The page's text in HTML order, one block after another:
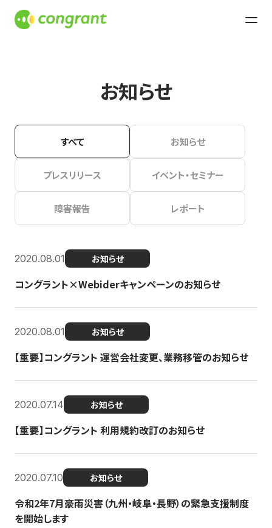
お知らせ
すべて お知らせ
プレスリリース イベント・セミナー
障害報告 レポート
2020.08.01 お知らせ
コングラント×Webiderキャンペーンのお知らせ
2020.08.01 お知らせ
【重要】コングラント 運営会社変更、業務移管のお知らせ
2020.07.14 お知らせ
【重要】コングラント 利用規約改訂のお知らせ
2020.07.10 お知らせ
令和2年7月豪雨災害（九州・岐阜・長野）の緊急支援制度
を開始します